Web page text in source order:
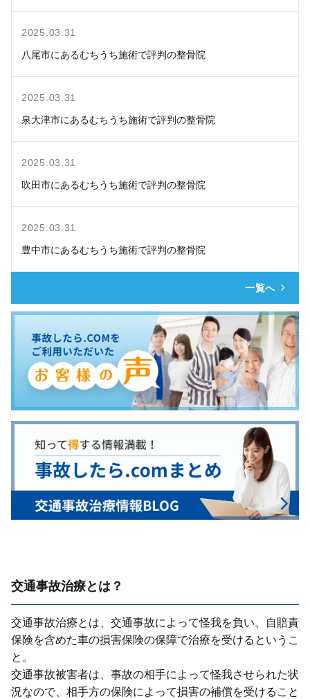
2025.03.31
八尾市にあるむちうち施術で評判の整骨院
2025.03.31
泉大津市にあるむちうち施術で評判の整骨院
2025.03.31
吹田市にあるむちうち施術で評判の整骨院
2025.03.31
豊中市にあるむちうち施術で評判の整骨院
一覧へ
交通事故治療とは？
交通事故治療とは、交通事故によって怪我を負い、⾃賠責
保険を含めた⾞の損害保険の保障で治療を受けるというこ
と。
交通事故被害者は、事故の相⼿によって怪我させられた状
況なので、相⼿⽅の保険によって損害の補償を受けること